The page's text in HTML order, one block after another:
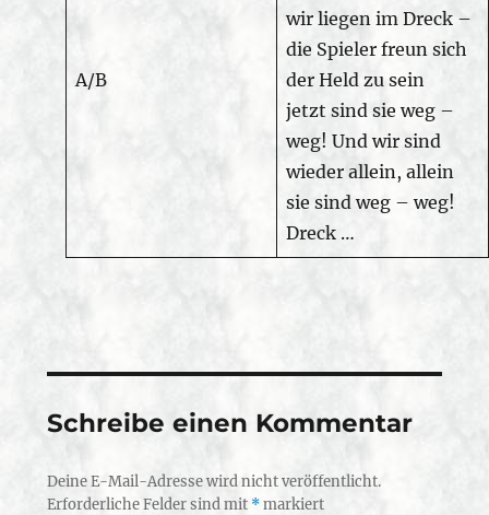
A/B
wir liegen im Dreck –
die Spieler freun sich
der Held zu sein
jetzt sind sie weg –
weg! Und wir sind
wieder allein, allein
sie sind weg – weg!
Dreck …
Schreibe einen Kommentar
Deine E-Mail-Adresse wird nicht veröffentlicht.
Erforderliche Felder sind mit *markiert